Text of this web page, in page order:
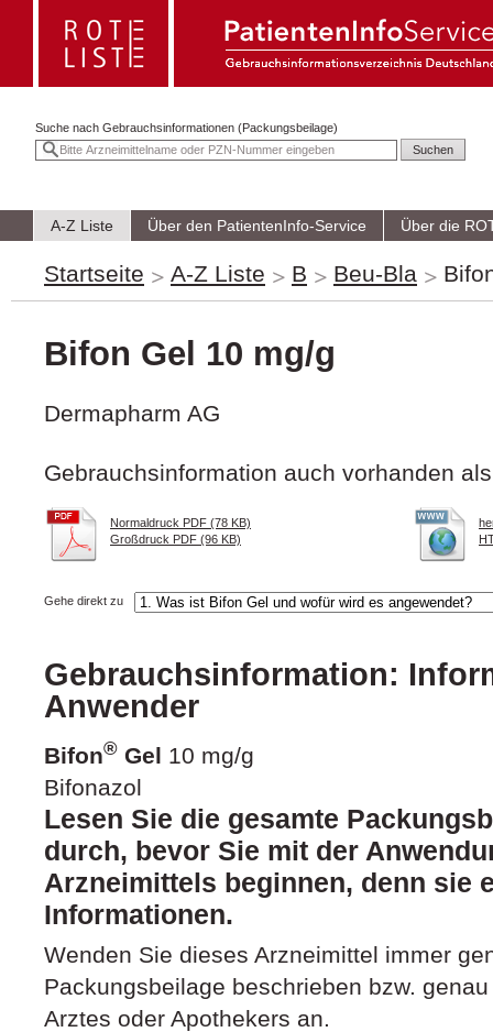
Suche nach Gebrauchsinformationen (Packungsbeilage)
A-Z Liste Über den PatientenInfo-Service Über die
Startseite A-Z Liste B Beu-Bla
Bifon Gel 10 mg/g
Dermapharm AG
Gebrauchsinformation auch vorhanden
Normaldruck PDF (78 KB)
Großdruck PDF (96 KB)
Gehe direkt zu
Gebrauchsinformation:
Anwender
Bifon® Gel 10 mg/g
Bifonazol
Lesen Sie die gesamte
durch, bevor Sie mit der
Arzneimittels beginnen, denn sie
Informationen.
Wenden Sie dieses Arzneimittel immer
Packungsbeilage beschrieben bzw.
Arztes oder Apothekers an.